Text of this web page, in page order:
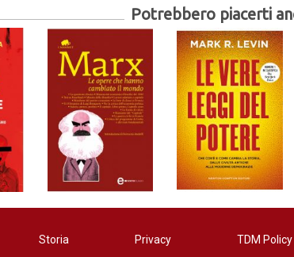
Potrebbero piacerti
Storia Privacy TDM Policy